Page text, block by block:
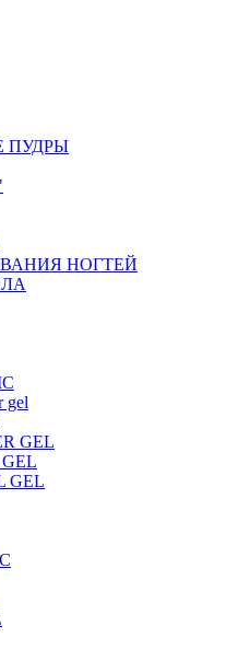
ПУДРЫ
НОГТЕЙ
gel
GEL
GEL